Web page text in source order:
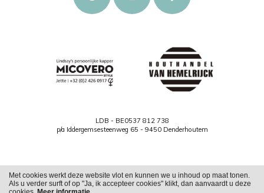
LDB - BE0537 812 738
p/a Iddergemsesteenweg 65 - 9450 Denderhoutem
Cookies Privacy
Met cookies werkt deze website vlot en kunnen we u inhoud op maat tonen.
Als u verder surft of op "Ja, ik accepteer cookies" klikt, dan aanvaardt u deze